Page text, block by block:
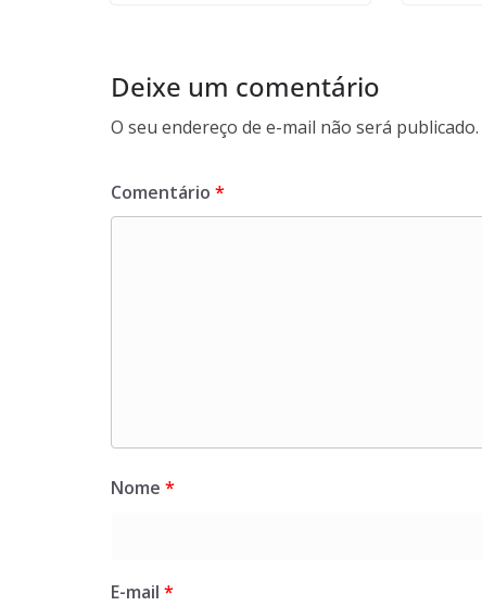
Deixe um comentário
O seu endereço de e-mail não será publicado.
Comentário *
Nome *
E-mail *